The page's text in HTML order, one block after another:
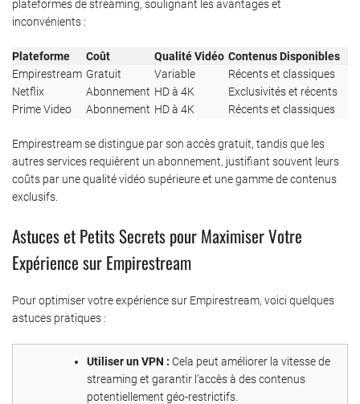
plateformes de streaming, soulignant les avantages et
inconvénients :
Plateforme Coût Qualité Vidéo Contenus Disponibles
Empirestream Gratuit Variable
Récents et classiques
Netflix
Abonnement HD à 4K
Exclusivités et récents
Prime Video
Abonnement HD à 4K Récents et classiques
Empirestream se distingue par son accès gratuit, tandis que les
autres services requièrent un abonnement, justifiant souvent leurs
coûts par une qualité vidéo supérieure et une gamme de contenus
exclusifs.
Astuces et Petits Secrets pour Maximiser Votre
Expérience sur Empirestream
Pour optimiser votre expérience sur Empirestream, voici quelques
astuces pratiques :
Utiliser un VPN : Cela peut améliorer la vitesse de
streaming et garantir l’accès à des contenus
potentiellement géo-restrictifs.